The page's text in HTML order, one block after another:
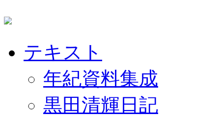
テキスト
年紀資料集成
黒田清輝日記